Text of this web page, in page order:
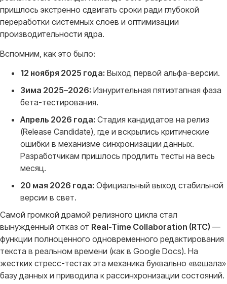
пришлось экстренно сдвигать сроки ради глубокой
переработки системных слоев и оптимизации
производительности ядра.
Вспомним, как это было:
12 ноября 2025 года: Выход первой альфа-версии.
Зима 2025–2026: Изнурительная пятиэтапная фаза
бета-тестирования.
Апрель 2026 года: Стадия кандидатов на релиз
(Release Candidate), где и вскрылись критические
ошибки в механизме синхронизации данных.
Разработчикам пришлось продлить тесты на весь
месяц.
20 мая 2026 года: Официальный выход стабильной
версии в свет.
Самой громкой драмой релизного цикла стал
вынужденный отказ от Real-Time Collaboration (RTC) —
функции полноценного одновременного редактирования
текста в реальном времени (как в Google Docs). На
жестких стресс-тестах эта механика буквально «вешала»
базу данных и приводила к рассинхронизации состояний.